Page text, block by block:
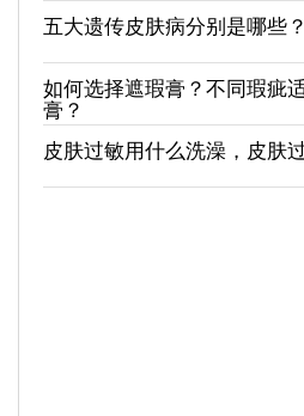
五大遗传皮肤病分别是哪些
如何选择遮瑕膏？不同瑕疵
膏？
皮肤过敏用什么洗澡，皮肤